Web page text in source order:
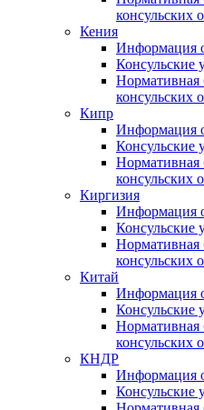
консульских
Кения
Информация
Консульские
Нормативная
консульских
Кипр
Информация
Консульские
Нормативная
консульских
Киргизия
Информация
Консульские
Нормативная
консульских
Китай
Информация
Консульские
Нормативная
консульских
КНДР
Информация
Консульские